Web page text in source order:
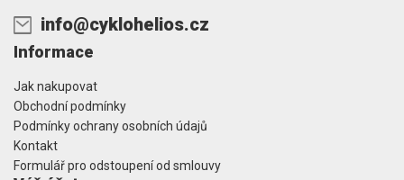
info@cyklohelios.cz
Informace
Jak nakupovat
Obchodní podmínky
Podmínky ochrany osobních údajů
Kontakt
Formulář pro odstoupení od smlouvy